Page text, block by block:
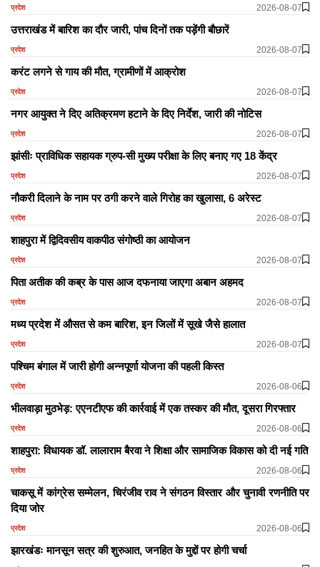
प्रदेश 2026-08-07
उत्तराखंड में बारिश का दौर जारी, पांच दिनों तक पड़ेंगी बौछारें
प्रदेश 2026-08-07
करंट लगने से गाय की मौत, ग्रामीणों में आक्रोश
प्रदेश 2026-08-07
नगर आयुक्त ने दिए अतिक्रमण हटाने के दिए निर्देश, जारी की नोटिस
प्रदेश 2026-08-07
झांसीः प्राविधिक सहायक ग्रुप-सी मुख्य परीक्षा के लिए बनाए गए 18 केंद्र
प्रदेश 2026-08-07
नौकरी दिलाने के नाम पर ठगी करने वाले गिरोह का खुलासा, 6 अरेस्ट
प्रदेश 2026-08-07
शाहपुरा में द्विदिवसीय वाकपीठ संगोष्ठी का आयोजन
प्रदेश 2026-08-07
पिता अतीक की कब्र के पास आज दफनाया जाएगा अबान अहमद
प्रदेश 2026-08-07
मध्य प्रदेश में औसत से कम बारिश, इन जिलों में सूखे जैसे हालात
प्रदेश 2026-08-07
पश्चिम बंगाल में जारी होगी अन्नपूर्णा योजना की पहली किस्त
प्रदेश 2026-08-06
भीलवाड़ा मुठभेड़: एएनटीएफ की कार्रवाई में एक तस्कर की मौत, दूसरा गिरफ्तार
प्रदेश 2026-08-06
शाहपुरा: विधायक डॉ. लालाराम बैरवा ने शिक्षा और सामाजिक विकास को दी नई गति
प्रदेश 2026-08-06
चाकसू में कांग्रेस सम्मेलन, चिरंजीव राव ने संगठन विस्तार और चुनावी रणनीति पर
दिया जोर
प्रदेश 2026-08-06
झारखंडः मानसून सत्र की शुरुआत, जनहित के मुद्दों पर होगी चर्चा